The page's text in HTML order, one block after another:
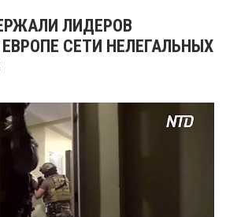
ЛИДЕРОВ
СЕТИ НЕЛЕГАЛЬНЫХ